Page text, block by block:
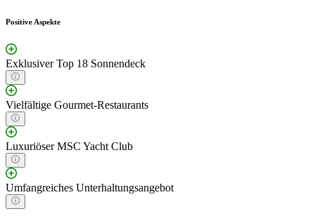
Positive Aspekte
Exklusiver Top 18 Sonnendeck
Vielfältige Gourmet-Restaurants
Luxuriöser MSC Yacht Club
Umfangreiches Unterhaltungsangebot